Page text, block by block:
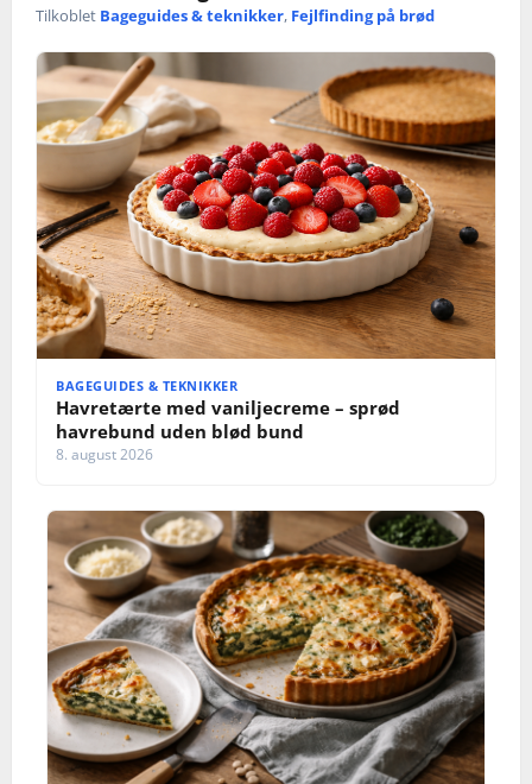
t
i
o
n
Tilkoblet Bageguides & teknikker, Fejlfinding på brød
BAGEGUIDES & TEKNIKKER
Havretærte med vaniljecreme – sprød
havrebund uden blød bund
8. august 2026